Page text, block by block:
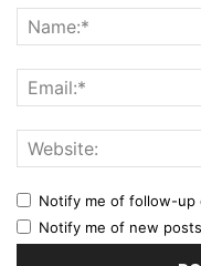
Notify me of follow-up
Notify me of new